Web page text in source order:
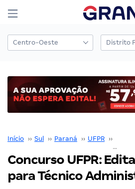
Início ›› Sul ›› Paraná ›› UFPR ››
Concurso UFPR:
para Técnico